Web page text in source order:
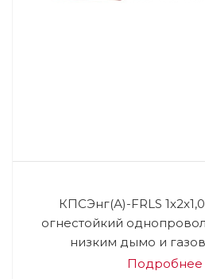
КПСЭнг(А)-FRLS
огнестойкий
низким дымо и
Подробнее